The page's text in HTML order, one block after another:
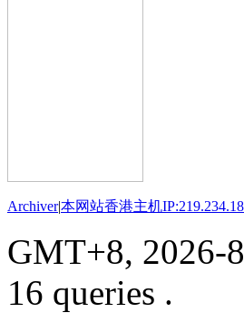
Archiver|本网站香港主机
GMT+8, 2026-
16 queries .